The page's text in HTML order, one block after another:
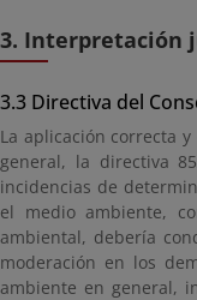
3. Interpretación
3.3 Directiva del
La aplicación correcta
general, la directiva
incidencias de
el medio ambiente,
ambiental, debería
moderación en los
ambiente en general,